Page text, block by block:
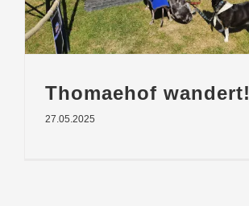
Thomaehof wandert!
27.05.2025